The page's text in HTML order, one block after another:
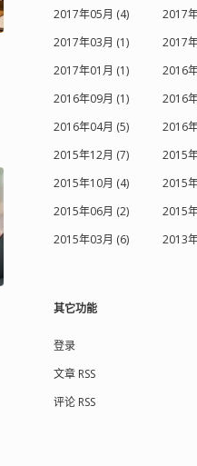
2017年05月 (4)
2017
2017年03月 (1)
2017
2017年01月 (1)
2016
2016年09月 (1)
2016
2016年04月 (5)
2016
2015年12月 (7)
2015
2015年10月 (4)
2015
2015年06月 (2)
2015
2015年03月 (6)
2013
其它功能
登录
文章 RSS
评论 RSS